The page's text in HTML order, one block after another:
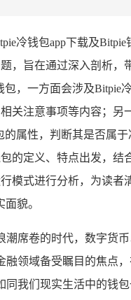
冷钱包app下载及Bitpie
，旨在通过深入剖析，
包，一方面会涉及Bitpie
关注意事项等内容；另
的属性，判断其是否属于
的定义、特点出发，结
模式进行分析，为读者
貌。
潮席卷的时代，数字货
融领域备受瞩目的焦点
同我们现实生活中的钱